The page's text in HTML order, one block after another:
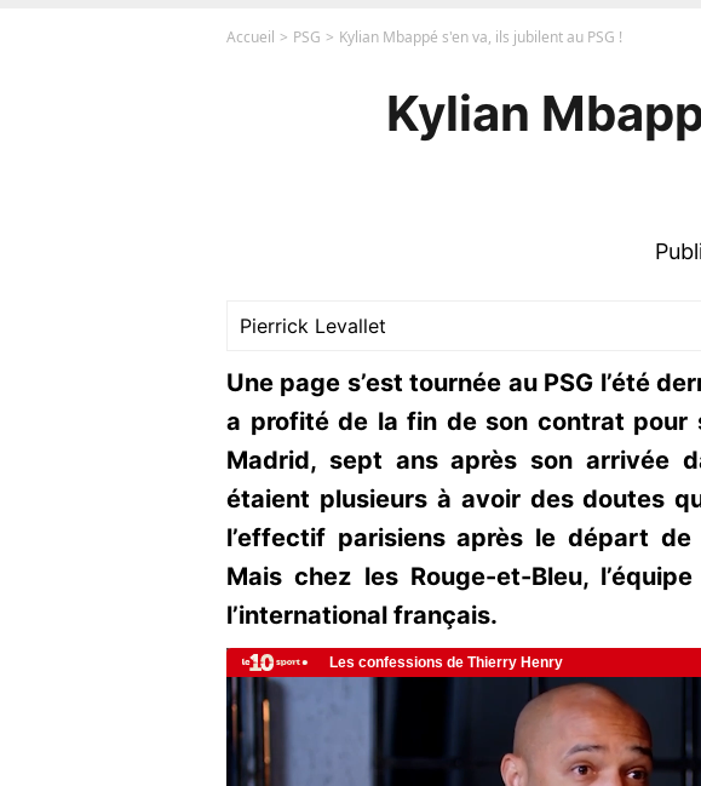
Accueil PSG Kylian Mbappé s'en va, ils jubilent au PSG !
Kylian
Pierrick Levallet
Une page s’est tournée au PSG l’été
a profité de la fin de son contrat pour
Madrid, sept ans après son arrivée
étaient plusieurs à avoir des doutes
l’effectif parisiens après le départ
Mais chez les Rouge-et-Bleu,
l’international français.